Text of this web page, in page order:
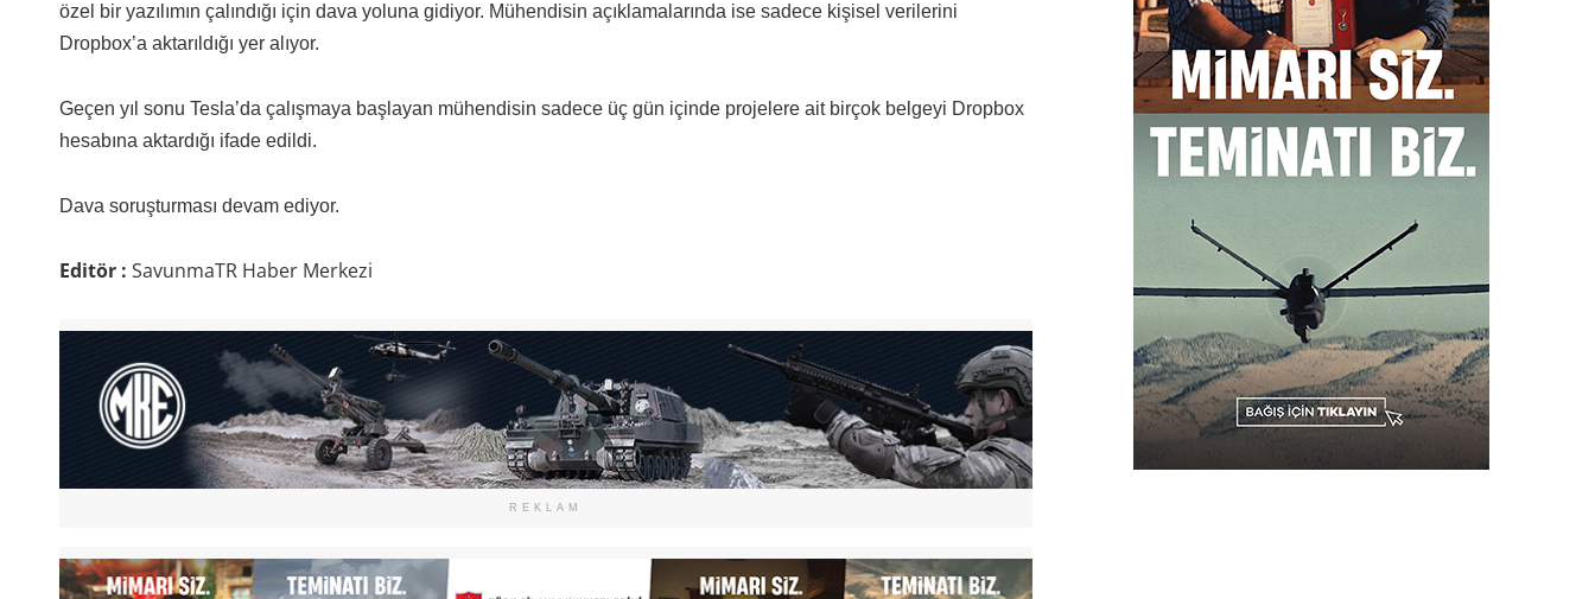
özel bir yazılımın çalındığı için dava yoluna gidiyor. Mühendisin açıklamalarında ise sadece kişisel verilerini
Dropbox’a aktarıldığı yer alıyor.
Geçen yıl sonu Tesla’da çalışmaya başlayan mühendisin sadece üç gün içinde projelere ait birçok belgeyi Dropbox
hesabına aktardığı ifade edildi.
Dava soruşturması devam ediyor.
Editör : SavunmaTR Haber Merkezi
REKLAM